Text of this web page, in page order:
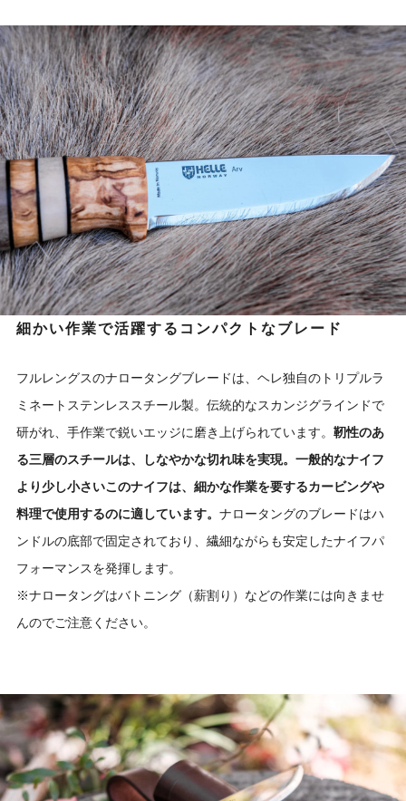
細かい作業で活躍するコンパクトなブレード
フルレングスのナロータングブレードは、ヘレ独自のトリプルラ
ミネートステンレススチール製。伝統的なスカンジグラインドで
研がれ、手作業で鋭いエッジに磨き上げられています。 靭性のあ
る三層のスチールは、しなやかな切れ味を実現。一般的なナイフ
より少し小さいこのナイフは、細かな作業を要するカービングや
料理で使用するのに適しています。 ナロータングのブレードはハ
ンドルの底部で固定されており、繊細ながらも安定したナイフパ
フォーマンスを発揮します。
※ナロータングはバトニング（薪割り）などの作業には向きませ
んのでご注意ください。